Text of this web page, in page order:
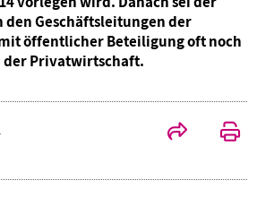
Geschäftsleitungen der
öffentlicher Beteiligung oft noch
der Privatwirtschaft.